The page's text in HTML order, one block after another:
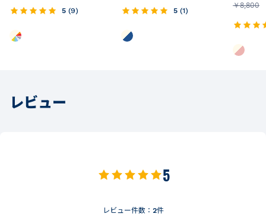
5 (9) 5 (1)
￥8,800
レビュー
5
レビュー件数： 2件